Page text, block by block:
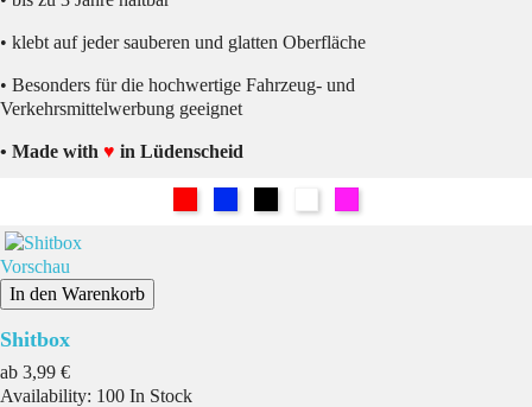
• klebt auf jeder sauberen und glatten Oberfläche
• Besonders für die hochwertige Fahrzeug- und
Verkehrsmittelwerbung geeignet
• Made with ♥ in Lüdenscheid
Vorschau
In den Warenkorb
Shitbox
ab Preis
3,99 €
Availability: 100 In Stock